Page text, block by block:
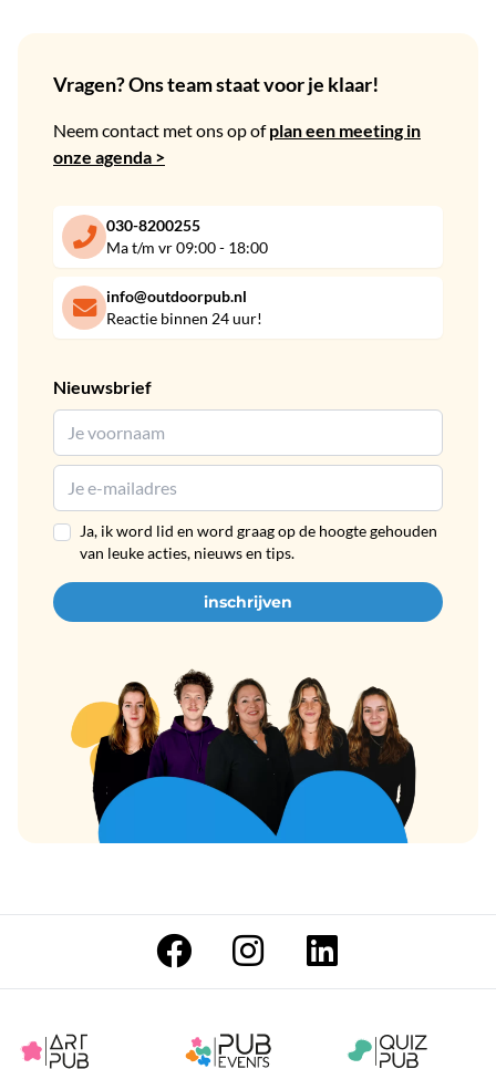
Vragen? Ons team staat voor je klaar!
Neem contact met ons op ofplan een meeting in
onze agenda >
030-8200255
Ma t/m vr 09:00 - 18:00
info@outdoorpub.nl
Reactie binnen 24 uur!
Nieuwsbrief
Ja, ik word lid en word graag op de hoogte gehouden
van leuke acties, nieuws en tips.